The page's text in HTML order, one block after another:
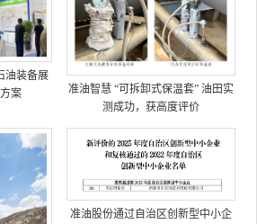
油装备展
案
准油智慧 “可拆卸式保温套” 油田实
测成功，获高度评价
准油股份通过自治区创新型中小企